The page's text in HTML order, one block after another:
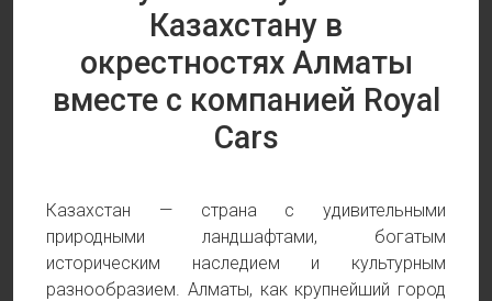
Казахстану в
окрестностях Алматы
вместе с компанией Royal
Cars
Казахстан — страна с удивительными
природными ландшафтами, богатым
историческим наследием и культурным
разнообразием. Алматы, как крупнейший город